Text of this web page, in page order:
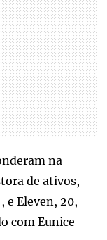
na
de ativos,
e Eleven, 20,
com Eunice